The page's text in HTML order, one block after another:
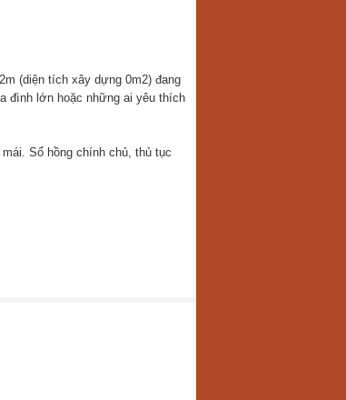
(diện tích xây dựng 0m2) đang
đình lớn hoặc những ai yêu thích
Sổ hồng chính chủ, thủ tục